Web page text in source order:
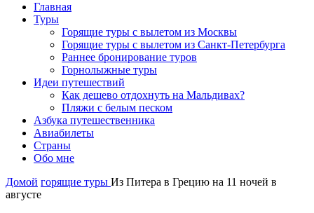
Главная
Туры
Горящие туры с вылетом из Москвы
Горящие туры с вылетом из Санкт-Петербурга
Раннее бронирование туров
Горнолыжные туры
Идеи путешествий
Как дешево отдохнуть на Мальдивах?
Пляжи с белым песком
Азбука путешественника
Авиабилеты
Страны
Обо мне
Домой горящие туры Из Питера в Грецию на 11 ночей в
августе